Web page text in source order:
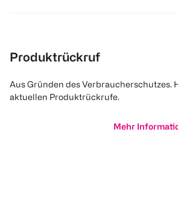
Produktrückruf
Aus Gründen des Verbraucherschutzes.
aktuellen Produktrückrufe.
Mehr